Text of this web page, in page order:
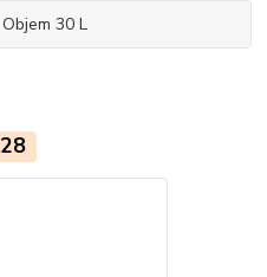
Objem 30 L
28